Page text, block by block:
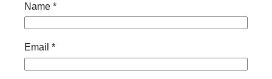
Name *
Email *